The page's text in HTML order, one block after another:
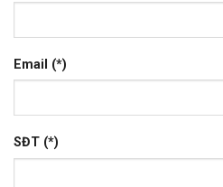
Email (*)
SĐT (*)